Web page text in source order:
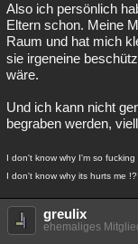
Also ich persönlich
Eltern schon. Meine
Raum und hat mich
sie irgeneine
wäre.
Und ich kann nicht
begraben werden,
I don't know why I'm so fucking
I don't know why its hurts me !?!
greulix
ehemaliges